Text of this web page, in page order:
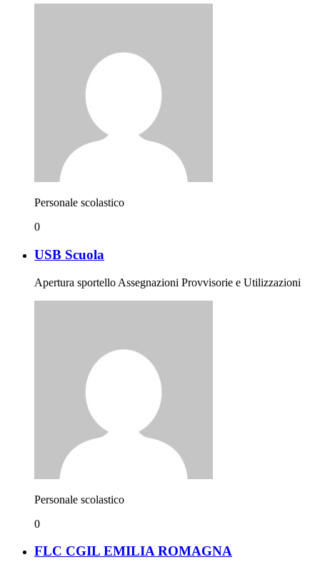
Personale scolastico
0
USB Scuola
Apertura sportello Assegnazioni Provvisorie e Utilizzazioni
Personale scolastico
0
FLC CGIL EMILIA ROMAGNA